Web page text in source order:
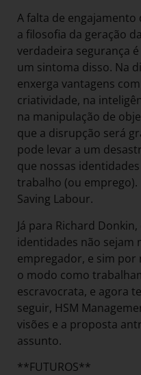
A falta de engajamento
a filosofia da geração
verdadeira segurança
um sintoma disso. Na
enxerga vantagens
criatividade, na
na manipulação de
que a disrupção será
pode levar a um
que nossas
trabalho (ou emprego).
Saving Labour.
Já para Richard
identidades não sejam
empregador, e sim por
o modo como
escravocrata, e agora
seguir, HSM
visões e a proposta
assunto.
**FUTUROS**